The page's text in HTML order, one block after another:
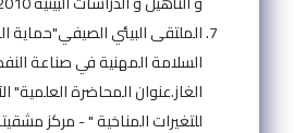
الملتقى البيئي الصيفي"حماية
السلامة المهنية في صناعة
الغاز.عنوان المحاضرة العلمية"
للتغيرات المناخية " - مركز